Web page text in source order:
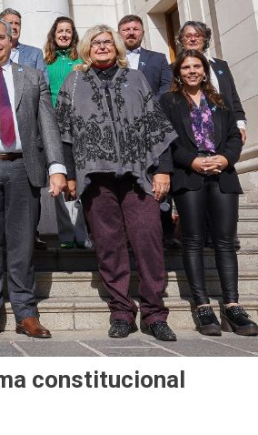
constitucional